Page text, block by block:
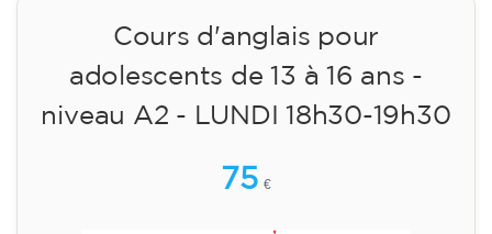
15/09/2026
17:30